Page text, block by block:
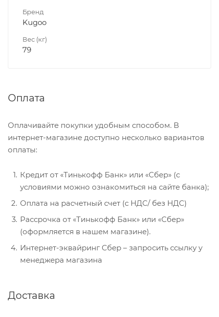
Бренд
Kugoo
Вес (кг)
79
Оплата
Оплачивайте покупки удобным способом. В
интернет-магазине доступно несколько вариантов
оплаты:
Кредит от «Тинькофф Банк» или «Сбер» (с
условиями можно ознакомиться на сайте банка);
Оплата на расчетный счет (с НДС/ без НДС)
Рассрочка от «Тинькофф Банк» или «Сбер»
(оформляется в нашем магазине).
Интернет-эквайринг Сбер – запросить ссылку у
менеджера магазина
Доставка